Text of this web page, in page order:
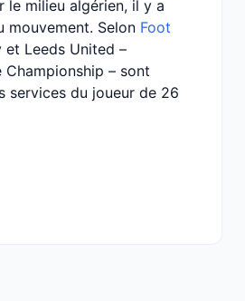
le milieu algérien, il y a
mouvement. Selon Foot
et Leeds United –
Championship – sont
services du joueur de 26